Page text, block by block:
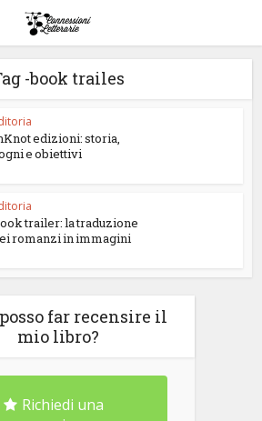
-book trailes
edizioni: storia,
e obiettivi
trailer: la traduzione
romanzi in immagini
far recensire il
mio libro?
Richiedi una